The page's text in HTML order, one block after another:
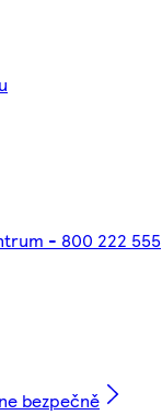
- 800 222 555
bezpečně